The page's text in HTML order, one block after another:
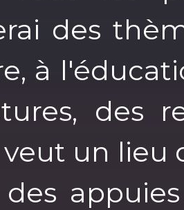
des
à
des
veut un